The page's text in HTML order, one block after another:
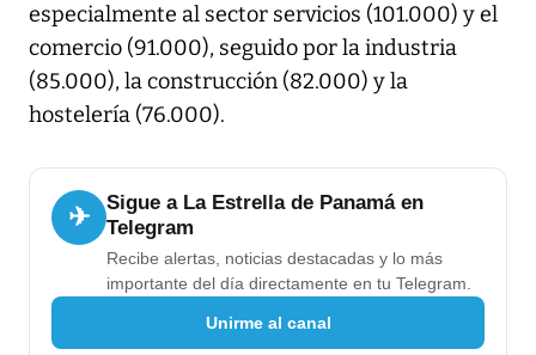
especialmente al sector servicios (101.000) y el
comercio (91.000), seguido por la industria
(85.000), la construcción (82.000) y la
hostelería (76.000).
✈
Sigue a La Estrella de Panamá en
Telegram
Recibe alertas, noticias destacadas y lo más
importante del día directamente en tu Telegram.
Unirme al canal